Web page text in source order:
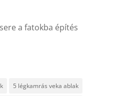
a fatokba építés
5 légkamrás veka ablak